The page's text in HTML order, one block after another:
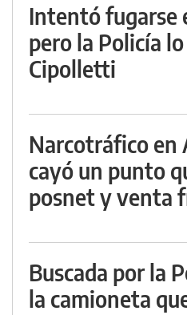
Intentó fugarse
pero la Policía
Cipolletti
Narcotráfico en
cayó un punto
posnet y venta
Buscada por la
la camioneta